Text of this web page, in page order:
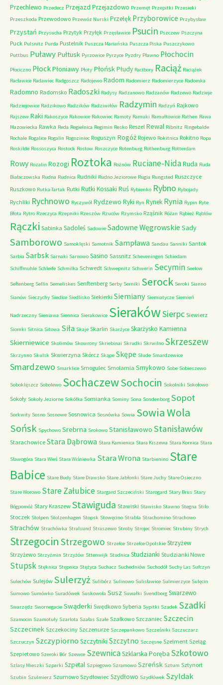
Przechlewo Przedecz Przejazd Przejazdowo Przemęt Przepitki Przesieki
Przeszkoda Przewodowo Przewóz Nurski Przełęk Przyborowice Przybysław
Przystań Przysucha Przytyk Przyłęk Przęsławice Psucin Pszczew Pszczyna
Puck Pulsnitz Purda Pustelnik Puszcza Mariańska Puszcza Piska Puszczykowo
Puttbus Puławy Pułtusk Pyrzowice Pyrzyce Pyzdry Pławno Płochocin
Płociczno PłockPłoniawy Płoty PłońskPłudy Racibory Raciąż Raciążek
Racławice Radawiec Radgoszcz Radojewo Radom Radomierz Radomierzyce Radomka
Radomno Radomsko Radoszki Radysy Radzanowo Radzanów Radzewo Radzieje
Radziejowice Radzikowo Radzików Radziwiłów Radzymin Radzyń Rajkowo
Rajszew Raki Rakoszyce Rakowice Rakowiec Ramoty Ramuki Ramułtowice Rathen Rawa
Mazowiecka Rawka Reda Regielnica Regimin Resko Reszel Rewal Ribnitz Ringebalde
Rochale Rogalice Rogalin Rogoziniec Roguszyn Rogóż Rojewo Rokitnica Rokitno Ropa
Roskilde Rossoszyca Rostock Rostow Roszczyce Rotenburg Rothenburg Rotterdam
Rowy Rozalin Rozogi Roztoka Rożnów Ruciane-NidaRuda Ruda
Białaczowska Rudna Rudnica Rudniki Rudno Jeziorowe Rugia Rungsted Ruszczyce
Ruszkowo Rutka-Tartak Rutki Rutki Kossaki Ruś Rybienko Rybno Rybojady
Rychliki Rychnowo Ryczywół Rydzewo Ryki Ryn Rynek Rynia Rypin Ryte
Błota Rytro Rzeczyca Rzepniki Rzeszów Rzuców Rzymsko Rząśnik Różan Rąbież Rąblów
Rączki Sabinka Sadoleś Sadowie Sadowne Węgrowskie Sady
Samborowo Samoklęski Samotnik Sampława Sandau Sanniki Santok
Sarbia Sarbsk Sarnaki Sarnowo Sasino Sassnitz Scheveningen Schiedam
Schiffmuhle Schleife Schmilka Schwedt Schwepnitz Schwerin Secymin Seelow
Seftenberg Sellin Semeliskes Senftenberg Serby Serniki Serock Seroki Sianno
Sianów Sieczychy Siedlce Siedlisko Siekierki Siemiany Siemiatycze Siemień
Nadrzeczny Sieniawa Siennica Sierakowice SierakówSierpc Siewierz
Siomki Sitnica Sitowa Siła Skaje Skarlin Skarżyce Skarżysko Kamienna
Skierniewice Skolimów Skowrony Skriebinai Skrudki Skrwilno Skrzeszew
Skrzynno Skulsk Skwierzyna Skórcz Skąpe Skępe Slude Smardzewice
Smardzewo Smarklice Smogulec Smolarnia Smykowo Sobe Sobieszewo
Soboklęszcz Sobolewo SochaczewSochocin Sokolniki Sokołowo
Sokoły Sokoły Jeziorne Sokółka Somianka Sominy Sona Sondenborg Sopot
Sorkwity Sosno Sosnowe Sosnowica Sosnówka Sowia Sowia Wola
Sońsk Spychowo Srebrna Srokowo Stanisławowo Stanisławów
Starachowice Stara Dąbrowa Stara Kamienica Stara Kiszewa Stara Kornica Stara
Sławogóra Stara Wieś Stara Wiśniewka Stara Wrona Starbienino Stare
Babice Stare Budy Stare Drawsko Stare Jabłonki Stare Juchy Stare Osieczno
Stare Worowo Stare Załubice Stargard Szczeciński Starogard Stary Brus Stary
Bógpomóż Stary Kraszew Stawiguda Stawiski Stawisko Stawno Stegna Stilo
Stoczek Stolpen Stolzenhagen Stopsk Stowęcino Strabla Strachomino Strachowo
Strachów Strachówka Stralsund Straszewo Stroby Strojec Stromiec Strubiny Strych
Strzegocin Strzegowo Strzelce Strzelce Opolskie Strzyżew
Strzyżewo Strzyżmin Strzyżów Sttenwijk Studnica Studzianki Studzianki Nowe
Stupsk Stęknica Stępnica Stężyca Suchacz Suchedniów Suchodół Suchy Las Sufczyn
Sulechów Sulejów Sulerzyż Sulibórz Sulinowo Sulisławice Sulmierzyce Sulęcin
Sumowo Sumówko Suradówek Suskowola Susz Suwałki Svendborg Swarzewo
Swarzędz Swornegacie Swąderki Swędkowo Syberia Sypitki Szadek Szadki
Szamocin Szamotuły Szarlota Szałas Szałe Szałkowo Szczaniec Szczecin
Szczecinek Szczekociny Szczenurze Szczepankowo Szcześniki Szczuczarz
Szczuczyn Szczypiorno Szczytniki Szczytno Szczęsne Szelment Szeląg
Szepietowo Szeroki Bór Szewce SzewnicaSzklarska Poręba Szkotowo
Szlasy Mieszki Szparki Szpetal Szpiegowo Szramowo Szreńsk Sztum Sztynort
Szubin Szulmierz Szumowo Szydłowiec Szydłowo Szydłówek Szyldak